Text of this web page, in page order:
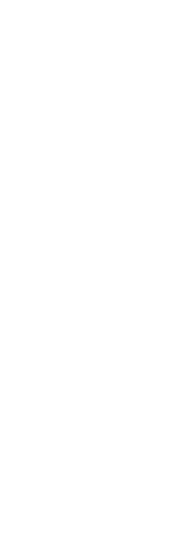
- NYÍLTAN,
három
Európai Únió